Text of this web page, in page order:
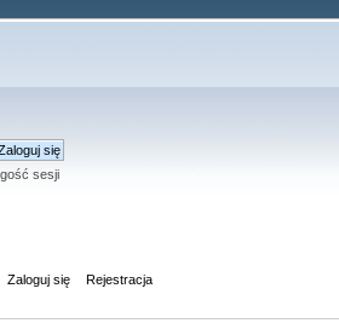
sesji
Zaloguj się Rejestracja